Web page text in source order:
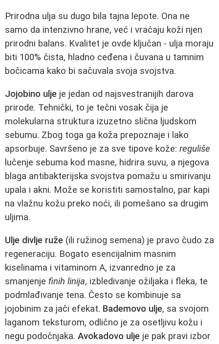
Prirodna ulja su dugo bila tajna lepote. Ona ne
samo da intenzivno hrane, već i vraćaju koži njen
prirodni balans. Kvalitet je ovde ključan - ulja moraju
biti 100% čista, hladno ceđena i čuvana u tamnim
bočicama kako bi sačuvala svoja svojstva.
Jojobino ulje je jedan od najsvestranijih darova
prirode. Tehnički, to je tečni vosak čija je
molekularna struktura izuzetno slična ljudskom
sebumu. Zbog toga ga koža prepoznaje i lako
apsorbuje. Savršeno je za sve tipove kože: reguliše
lučenje sebuma kod masne, hidrira suvu, a njegova
blaga antibakterijska svojstva pomažu u smirivanju
upala i akni. Može se koristiti samostalno, par kapi
na vlažnu kožu preko noći, ili pomešano sa drugim
uljima.
Ulje divlje ruže (ili ružinog semena) je pravo čudo za
regeneraciju. Bogato esencijalnim masnim
kiselinama i vitaminom A, izvanredno je za
smanjenje finih linija, izbledivanje ožiljaka i fleka, te
podmlađivanje tena. Često se kombinuje sa
jojobinim za jači efekat. Bademovo ulje, sa svojom
laganom teksturom, odlično je za osetljivu kožu i
negu podočnjaka. Avokadovo ulje je pak pravi izbor